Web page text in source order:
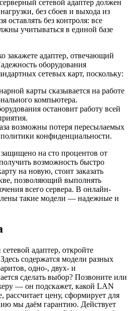
сетевой адаптер должен
без сбоев и выхода из
оставлять без контроля: все
учитываться в единой базе
закажете адаптер, отвечающий
оборудования
сетевых карт, поскольку:
карты сказывается на работе
компьютера.
остановит работу всей
возможны потеря пересылаемых
конфиденциальности.
на сто процентов от
возможность быстро
на новую, стоит заказать
позволяющий выполнять
всего сервера. В онлайн-
такие модели — надежные и
адаптер, откройте
содержатся модели разных
одно-, двух- и
сделать выбор? Позвоните или
— он подскажет, какой LAN
рассчитает цену, сформирует для
мы даём гарантию. Действует